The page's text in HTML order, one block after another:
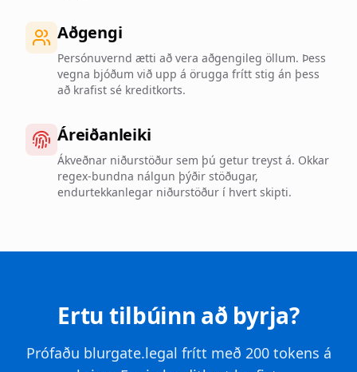
Aðgengi
Persónuvernd ætti að vera aðgengileg öllum. Þess
vegna bjóðum við upp á örugga frítt stig án þess
að krafist sé kreditkorts.
Áreiðanleiki
Ákveðnar niðurstöður sem þú getur treyst á. Okkar
regex-bundna nálgun þýðir stöðugar,
endurtekkanlegar niðurstöður í hvert skipti.
Ertu tilbúinn að byrja?
Prófaðu blurgate.legal frítt með 200 tokens á